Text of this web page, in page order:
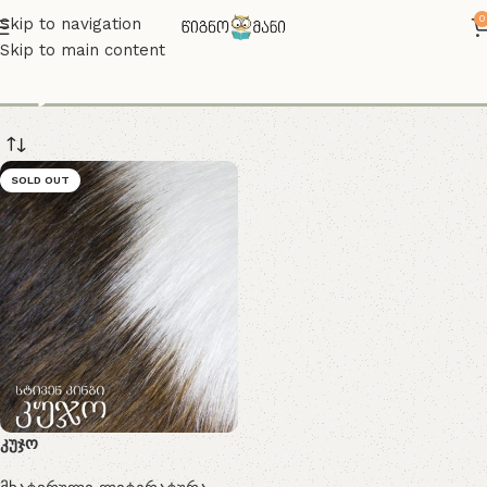
Skip to navigation
Skip to main content
0
SOLD OUT
კუჯო